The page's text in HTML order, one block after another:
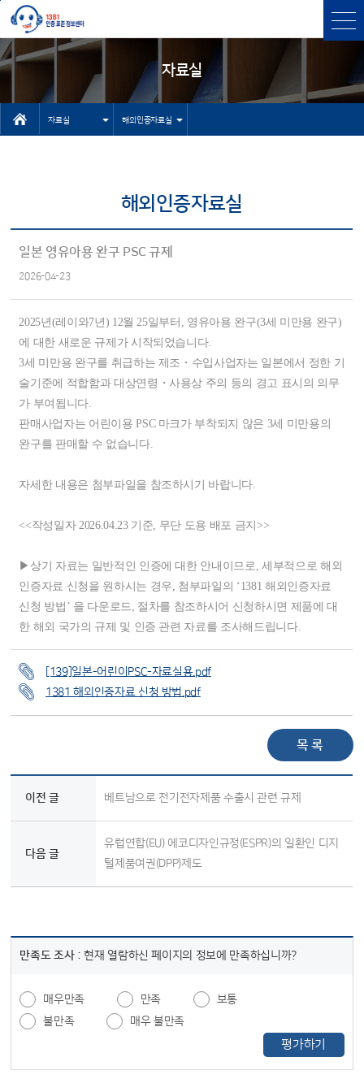
본문바로가기
주메뉴 바로가기
자료실
자료실
상담
고객센터
NEP/NET헬
프데스크
해외인증자료실
유용한 사이
기타 자료실
해외인증자료실
일본 영유아용 완구 PSC 규제
2026-04-23
2025년(레이와7년) 12월 25일부터, 영유아용 완구(3세 미만용 완구)
에 대한 새로운 규제가 시작되었습니다.
3세 미만용 완구를 취급하는 제조・수입사업자는 일본에서 정한 기
술기준에 적합함과 대상연령・사용상 주의 등의 경고 표시의 의무
가 부여됩니다.
판매사업자는 어린이용 PSC 마크가 부착되지 않은 3세 미만용의
완구를 판매할 수 없습니다.
자세한 내용은 첨부파일을 참조하시기 바랍니다.
<<작성일자 2026.04.23 기준, 무단 도용 배포 금지>>
▶상기 자료는 일반적인 인증에 대한 안내이므로, 세부적으로 해외
인증자료 신청을 원하시는 경우, 첨부파일의 ‘1381 해외인증자료
신청 방법’ 을 다운로드, 절차를 참조하시어 신청하시면 제품에 대
한 해외 국가의 규제 및 인증 관련 자료를 조사해드립니다.
[139]일본-어린이PSC-자료실용.pdf
1381 해외인증자료 신청 방법.pdf
목 록
이전 글 베트남으로 전기전자제품 수출시 관련 규제
다음 글
유럽연합(EU) 에코디자인규정(ESPR)의 일환인 디지
털제품여권(DPP)제도
만족도 조사 :현재 열람하신 페이지의 정보에 만족하십니까?
매우만족 만족
보통
불만족
매우 불만족
평가하기